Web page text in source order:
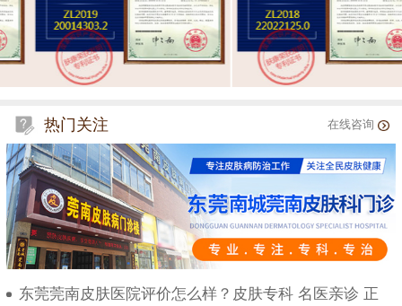
热门关注 在线咨询
东莞莞南皮肤医院评价怎么样？皮肤专科 名医亲诊 正